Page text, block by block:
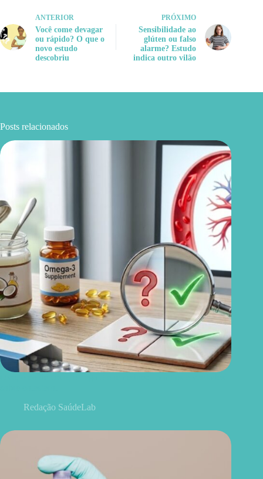
ANTERIOR
Você come devagar
ou rápido? O que o
novo estudo
descobriu
PRÓXIMO
Sensibilidade ao
glúten ou falso
alarme? Estudo
indica outro vilão
Posts relacionados
Redação SaúdeLab